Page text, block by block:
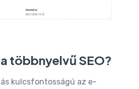
többnyelvű SEO?
kulcsfontosságú az e-